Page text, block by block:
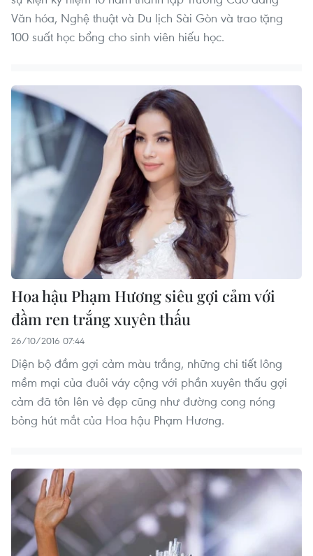
Văn hóa, Nghệ thuật và Du lịch Sài Gòn và trao tặng
100 suất học bổng cho sinh viên hiếu học.
Hoa hậu Phạm Hương siêu gợi cảm với
đầm ren trắng xuyên thấu
26/10/2016 07:44
Diện bộ đầm gợi cảm màu trắng, những chi tiết lông
mềm mại của đuôi váy cộng với phần xuyên thấu gợi
cảm đã tôn lên vẻ đẹp cũng như đường cong nóng
bỏng hút mắt của Hoa hậu Phạm Hương.